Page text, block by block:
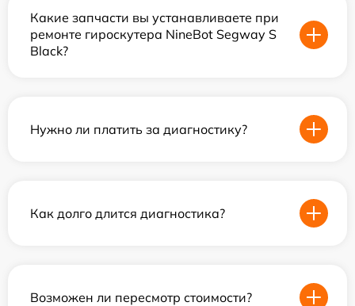
Какие запчасти вы устанавливаете при
ремонте гироскутера NineBot Segway S
Black?
Нужно ли платить за диагностику?
Как долго длится диагностика?
Возможен ли пересмотр стоимости?